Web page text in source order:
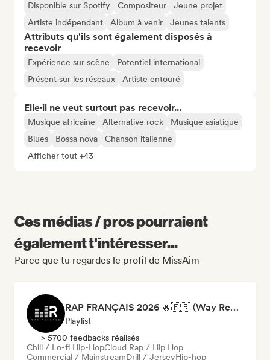
Disponible sur Spotify Compositeur
Jeune projet
Artiste indépendant
Album à venir Jeunes talents
Attributs qu'ils sont également disposés à
recevoir
Expérience sur scène
Potentiel international
Présent sur les réseaux
Artiste entouré
Elle·il ne veut surtout pas recevoir...
Musique africaine Alternative rock
Musique asiatique
Blues
Bossa nova
Chanson italienne
Afficher tout +43
Ces médias / pros pourraient
également t'intéresser...
Parce que tu regardes le profil de MissAim
RAP FRANÇAIS 2026 🔥🇫🇷 (Way Records)
Playlist
> 5700 feedbacks réalisés
Chill / Lo-fi Hip-HopCloud Rap / Hip Hop
Commercial / MainstreamDrill / JerseyHip-hop